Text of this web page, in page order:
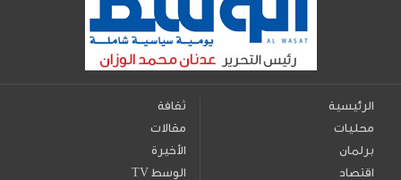
الرئيسية
محليات
برلمان
اقتصاد
ثقافة
مقالات
الأخيرة
TV الوسط